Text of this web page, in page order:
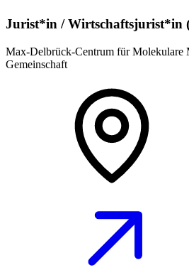
Jurist*in / Wirtschafts­jurist*in
Max-Delbrück-Centrum für Molekulare
Gemeinschaft